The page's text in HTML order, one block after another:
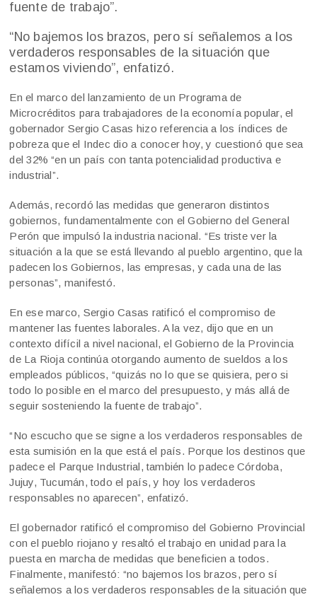
fuente de trabajo”.
“No bajemos los brazos, pero sí señalemos a los
verdaderos responsables de la situación que
estamos viviendo”, enfatizó.
En el marco del lanzamiento de un Programa de
Microcréditos para trabajadores de la economía popular, el
gobernador Sergio Casas hizo referencia a los índices de
pobreza que el Indec dio a conocer hoy, y cuestionó que sea
del 32% “en un país con tanta potencialidad productiva e
industrial”.
Además, recordó las medidas que generaron distintos
gobiernos, fundamentalmente con el Gobierno del General
Perón que impulsó la industria nacional. “Es triste ver la
situación a la que se está llevando al pueblo argentino, que la
padecen los Gobiernos, las empresas, y cada una de las
personas”, manifestó.
En ese marco, Sergio Casas ratificó el compromiso de
mantener las fuentes laborales. A la vez, dijo que en un
contexto difícil a nivel nacional, el Gobierno de la Provincia
de La Rioja continúa otorgando aumento de sueldos a los
empleados públicos, “quizás no lo que se quisiera, pero si
todo lo posible en el marco del presupuesto, y más allá de
seguir sosteniendo la fuente de trabajo”.
“No escucho que se signe a los verdaderos responsables de
esta sumisión en la que está el país. Porque los destinos que
padece el Parque Industrial, también lo padece Córdoba,
Jujuy, Tucumán, todo el país, y hoy los verdaderos
responsables no aparecen”, enfatizó.
El gobernador ratificó el compromiso del Gobierno Provincial
con el pueblo riojano y resaltó el trabajo en unidad para la
puesta en marcha de medidas que beneficien a todos.
Finalmente, manifestó: “no bajemos los brazos, pero sí
señalemos a los verdaderos responsables de la situación que